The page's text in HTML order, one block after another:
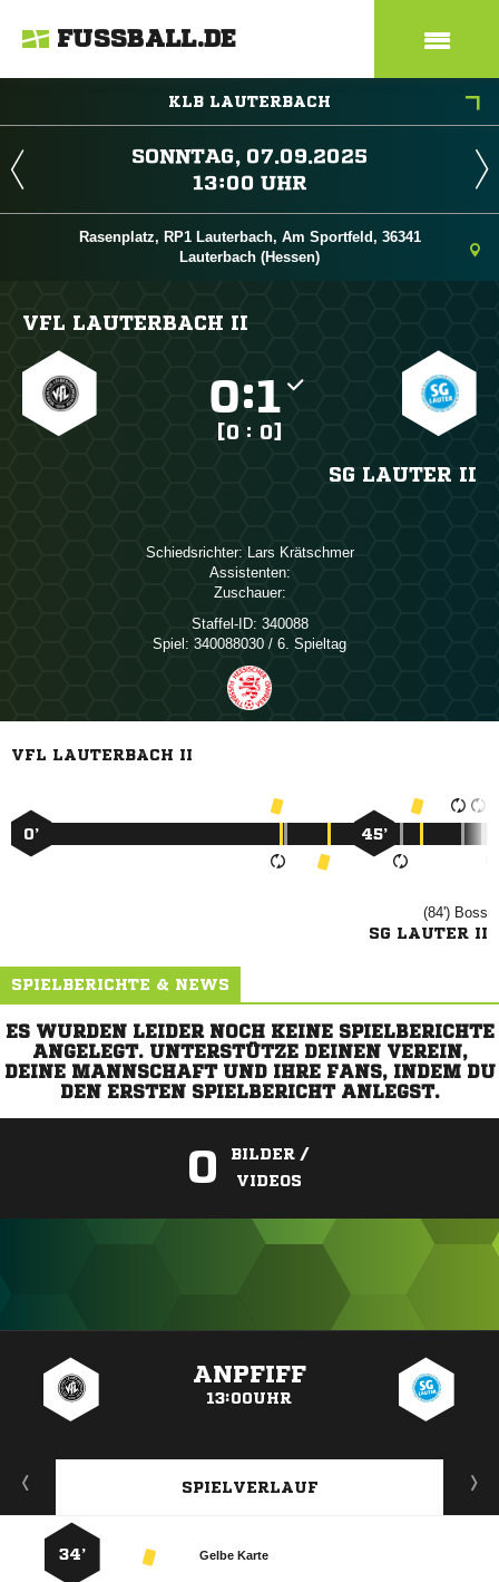
FUSSBALL.DE
KLB LAUTERBACH
 
 
Rasenplatz, RP1 Lauterbach, Am Sportfeld, 36341
Lauterbach (Hessen)
VFL LAUTERBACH II
:
[0 : 0]
SG LAUTER II
Schiedsrichter:  
Assistenten:
Zuschauer:
Staffel-ID: 340088
Spiel: 340088030 / 6. Spieltag
VFL LAUTERBACH II
0’ 45’
(84') 
SG LAUTER II
SPIELBERICHTE & NEWS
ES WURDEN LEIDER NOCH KEINE SPIELBERICHTE
ANGELEGT. UNTERSTÜTZE DEINEN VEREIN,
DEINE MANNSCHAFT UND IHRE FANS, INDEM DU
DEN ERSTEN SPIELBERICHT ANLEGST.
0
BILDER /
VIDEOS
ANPFIFF
13:00UHR
SPIELVERLAUF
Gelbe Karte
34’